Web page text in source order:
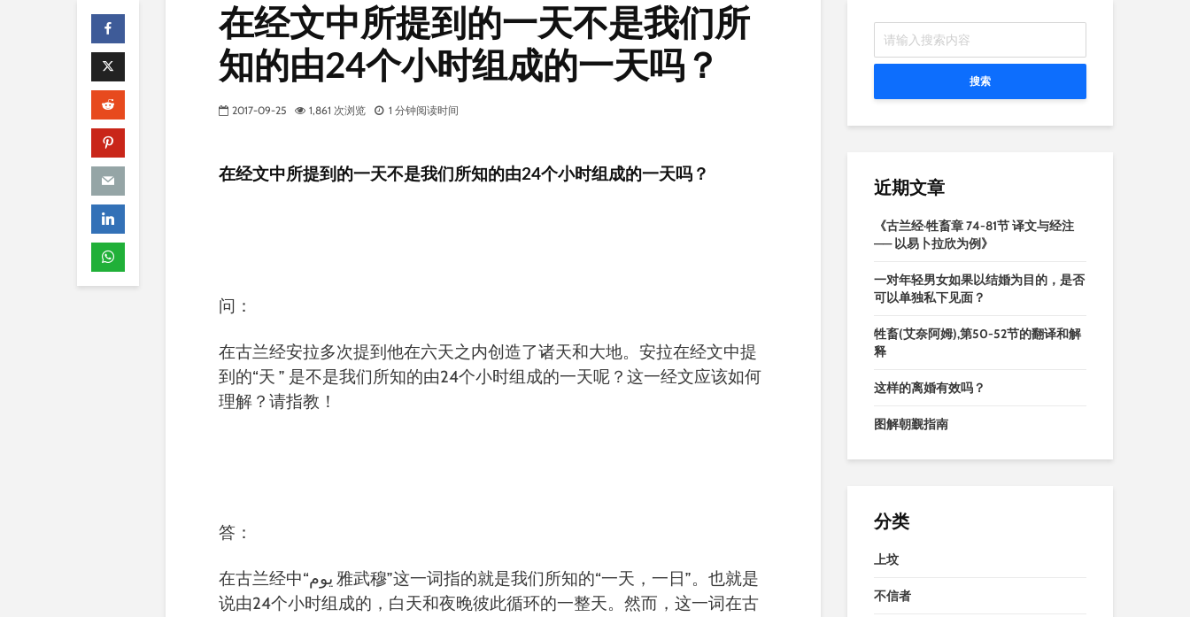
在经文中所提到的一天不是我们所
知的由24个小时组成的一天吗？
2017-09-25 1,861 次浏览 1 分钟阅读时间
在经文中所提到的一天不是我们所知的由24个小时组成的一天吗？
问：
在古兰经安拉多次提到他在六天之内创造了诸天和大地。安拉在经文中提
到的“天 ” 是不是我们所知的由24个小时组成的一天呢？这一经文应该如何
理解？请指教！
答：
在古兰经中“يوم 雅武穆”这一词指的就是我们所知的“一天，一日”。也就是
说由24个小时组成的，白天和夜晚彼此循环的一整天。然而，这一词在古
搜索
近期文章
《古兰经·牲畜章 74-81节 译文与经注
—— 以易卜拉欣为例》
一对年轻男女如果以结婚为目的，是否
可以单独私下见面？
牲畜(艾奈阿姆),第50-52节的翻译和解
释
这样的离婚有效吗？
图解朝觐指南
分类
上坟
不信者